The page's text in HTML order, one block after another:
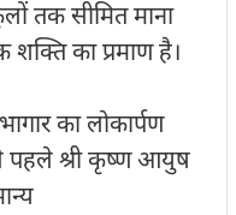
तक सीमित माना
का प्रमाण है।
का लोकार्पण
पहले श्री कृष्ण आयुष